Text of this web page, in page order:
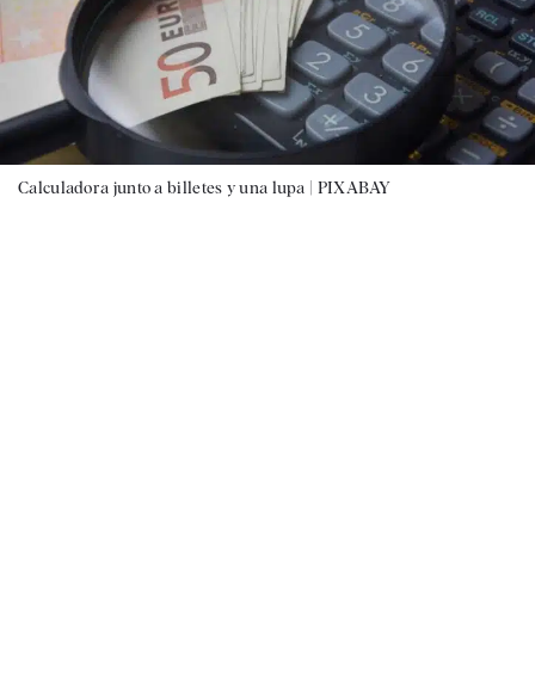
Calculadora junto a billetes y una lupa | PIXABAY